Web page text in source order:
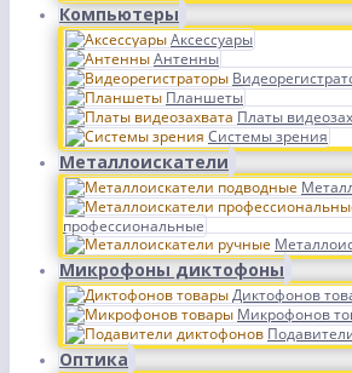
Компьютеры
Аксессуары
Антенны
Планшеты
Платы
Системы зрения
Металлоискатели
профессиональные
Микрофоны диктофоны
Диктофонов
Микрофонов
Оптика